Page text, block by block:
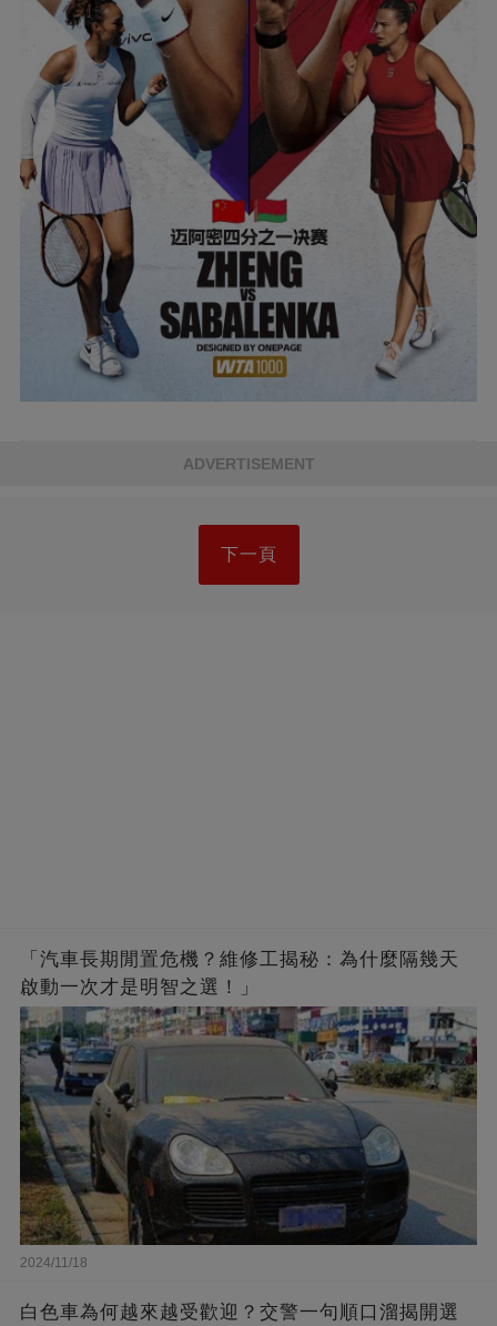
ADVERTISEMENT
下一頁
「汽車長期閒置危機？維修工揭秘：為什麼隔幾天
啟動一次才是明智之選！」
2024/11/18
白色車為何越來越受歡迎？交警一句順口溜揭開選